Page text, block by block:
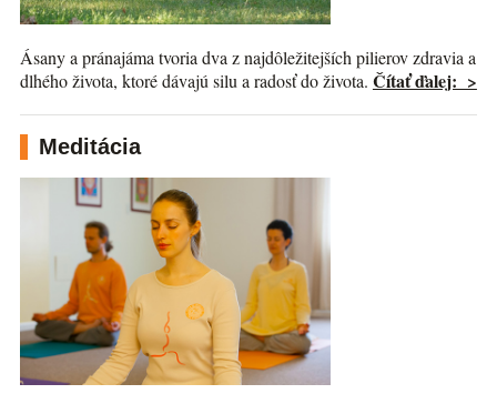
Ásany a pránajáma tvoria dva z najdôležitejších pilierov zdravia a
dlhého života, ktoré dávajú silu a radosť do života. Čítať ďalej: >
Meditácia